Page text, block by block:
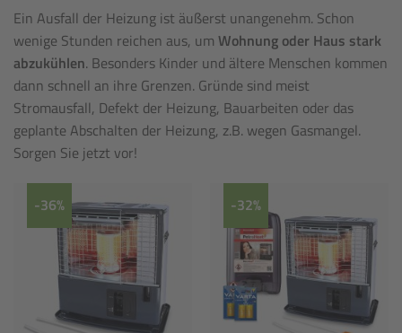
Ein Ausfall der Heizung ist äußerst unangenehm. Schon
wenige Stunden reichen aus, um Wohnung oder Haus stark
abzukühlen. Besonders Kinder und ältere Menschen kommen
dann schnell an ihre Grenzen. Gründe sind meist
Stromausfall, Defekt der Heizung, Bauarbeiten oder das
geplante Abschalten der Heizung, z.B. wegen Gasmangel.
Sorgen Sie jetzt vor!
-36% -32%